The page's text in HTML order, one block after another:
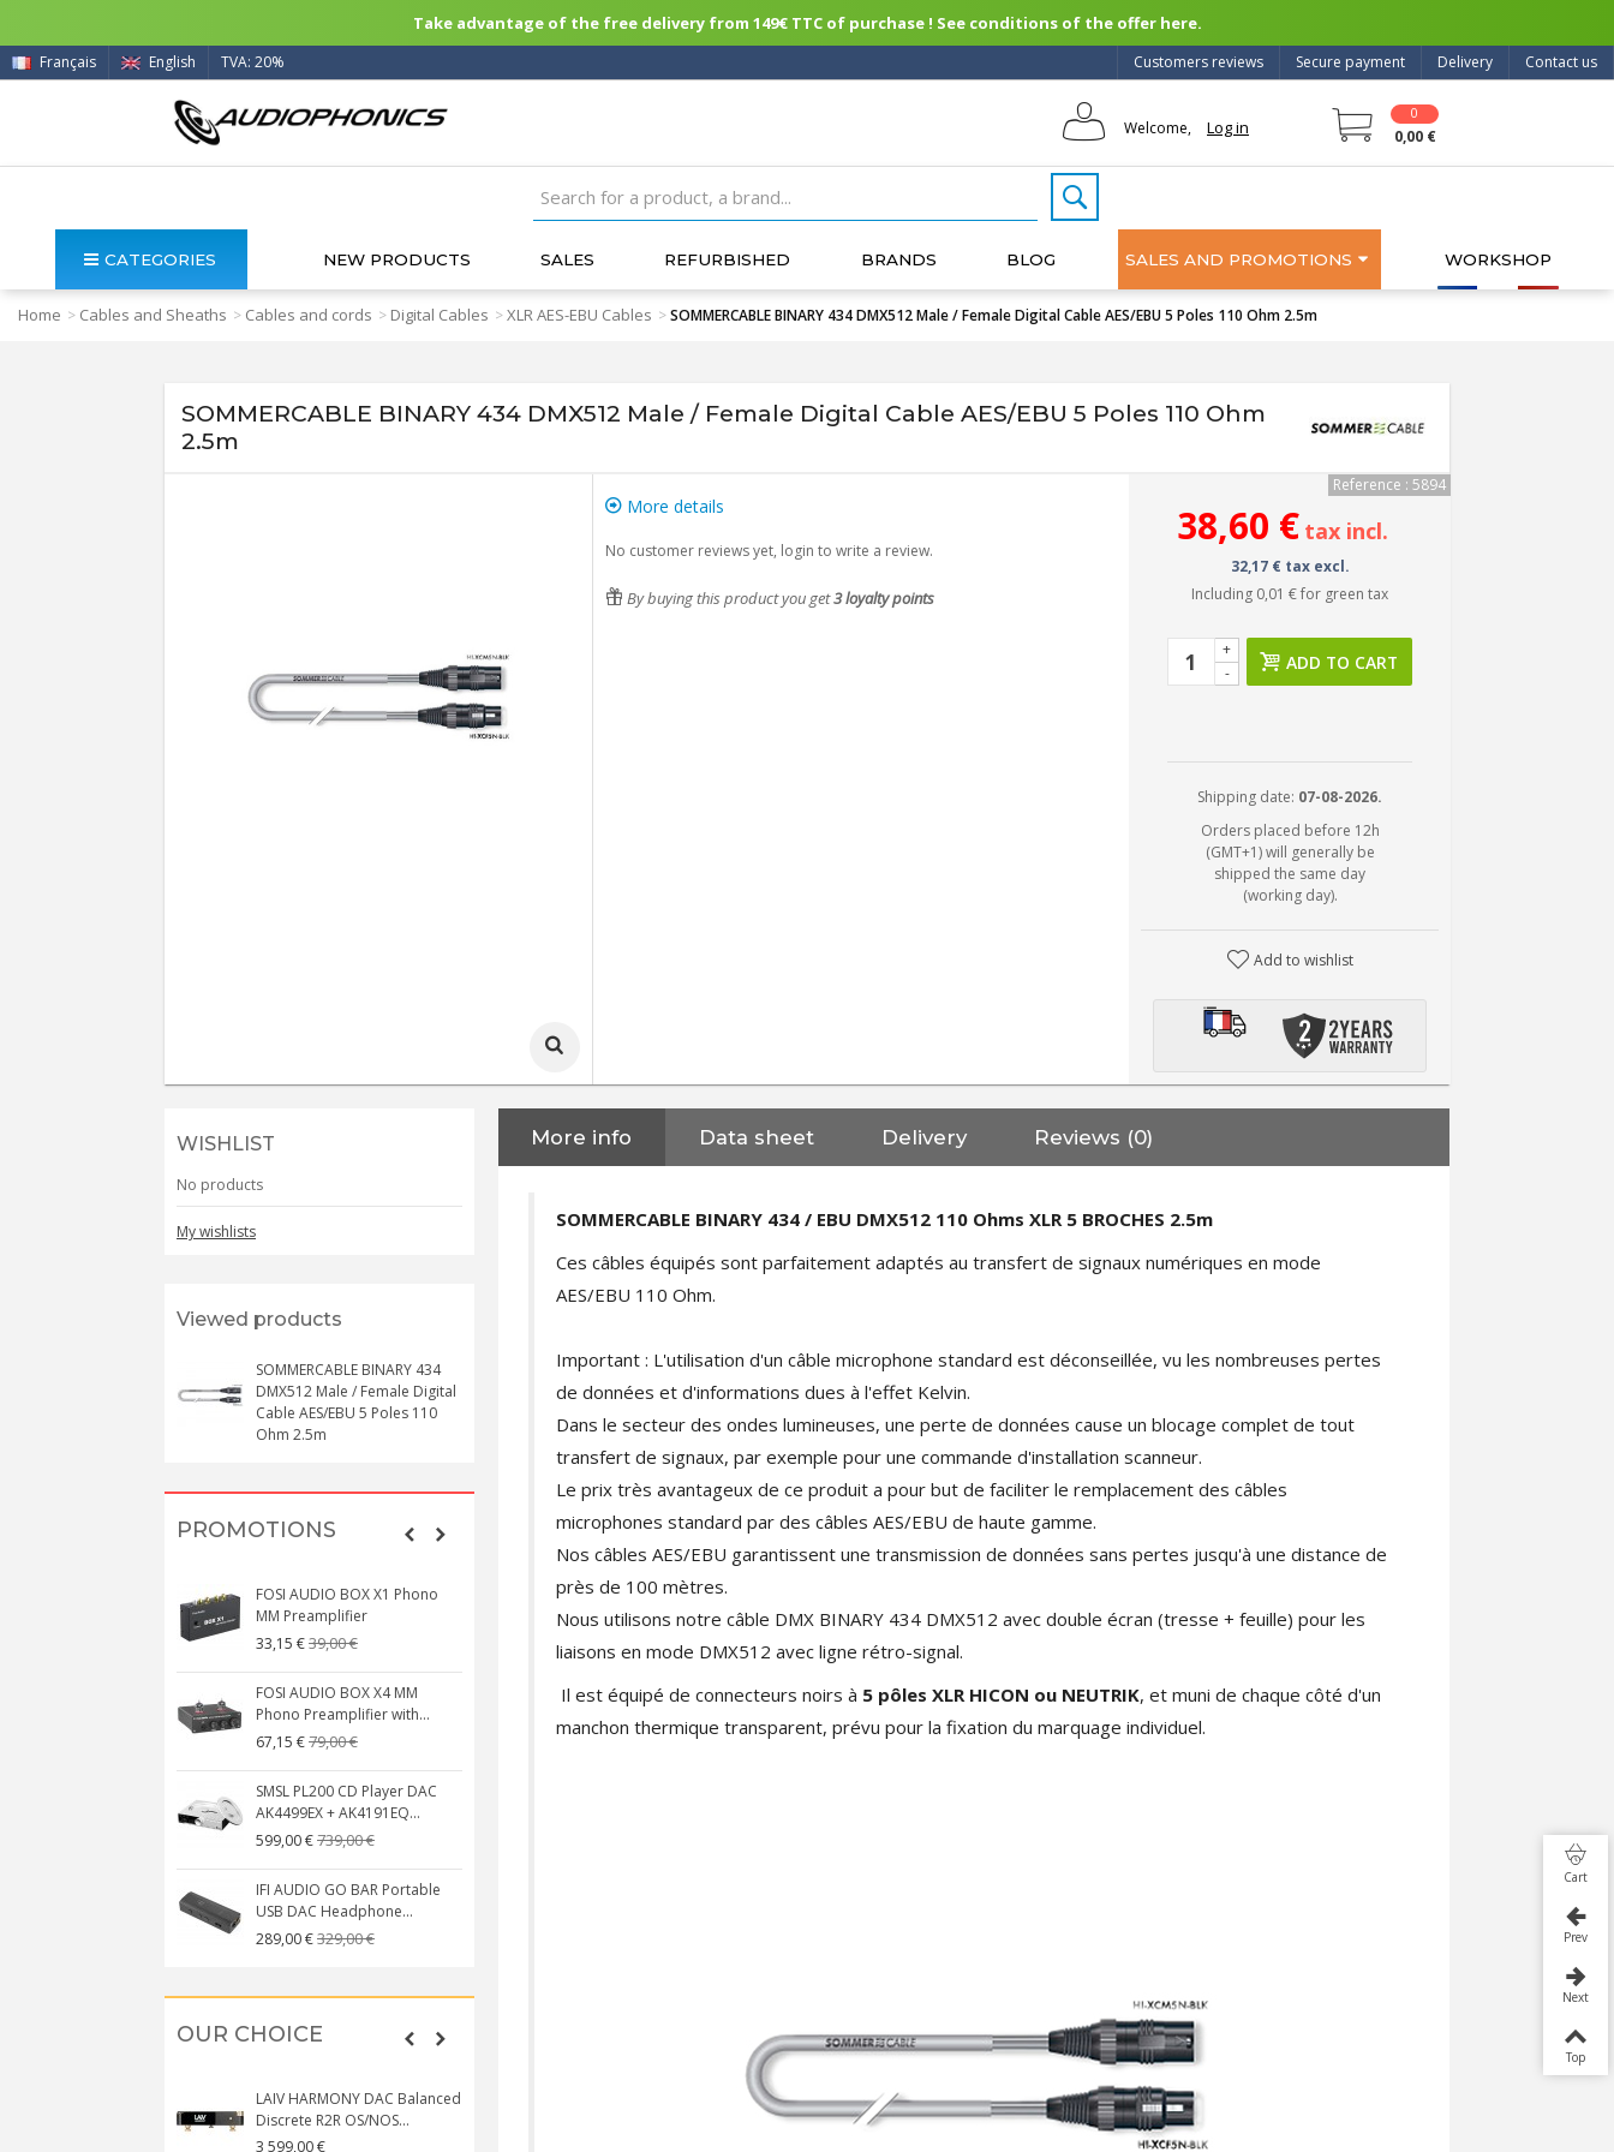
Take advantage of the free delivery from 149€ TTC of purchase ! See conditions of the offer here.
Contact us
Delivery
Secure payment
Customers reviews
Français English TVA: 20%
Welcome, Log in
0
0,00 €
CATEGORIES NEW PRODUCTS SALES REFURBISHED BRANDS BLOG SALES AND PROMOTIONS WORKSHOP
Home > Cables and Sheaths > Cables and cords > Digital Cables >XLR AES-EBU Cables >SOMMERCABLE BINARY 434 DMX512 Male / Female Digital Cable AES/EBU 5 Poles 110 Ohm 2.5m
SOMMERCABLE BINARY 434 DMX512 Male / Female Digital Cable AES/EBU 5 Poles 110 Ohm
2.5m
More details
No customer reviews yet, login to write a review.
By buying this product you get3loyalty points
Reference : 5894
38,60 € tax incl.
32,17 € tax excl.
Including 0,01 €for green tax
-
+
ADD TO CART
Shipping date: 07-08-2026.
Orders placed before 12h
(GMT+1) will generally be
shipped the same day
(working day).
Add to wishlist
WISHLIST
No products
My wishlists
Viewed products
SOMMERCABLE BINARY 434
DMX512 Male / Female Digital
Cable AES/EBU 5 Poles 110
Ohm 2.5m
PROMOTIONS
FOSI AUDIO BOX X1 Phono
MM Preamplifier
33,15 €39,00 €
FOSI AUDIO BOX X4 MM
Phono Preamplifier with...
67,15 €79,00 €
SMSL PL200 CD Player DAC
AK4499EX + AK4191EQ...
599,00 €739,00 €
IFI AUDIO GO BAR Portable
USB DAC Headphone...
289,00 €329,00 €
NEUTRIK NC3FXX Silver Plated
3 Way Female XLR...
4,30 €
[GRADE B] DAYTON AUDIO
179,90 €
OUR CHOICE
LAIV HARMONY DAC Balanced
Discrete R2R OS/NOS...
3 599,00 €
More info Data sheet Delivery Reviews (0)
SOMMERCABLE BINARY 434 / EBU DMX512 110 Ohms XLR 5 BROCHES 2.5m
Ces câbles équipés sont parfaitement adaptés au transfert de signaux numériques en mode
AES/EBU 110 Ohm.
Important : L'utilisation d'un câble microphone standard est déconseillée, vu les nombreuses pertes
de données et d'informations dues à l'effet Kelvin.
Dans le secteur des ondes lumineuses, une perte de données cause un blocage complet de tout
transfert de signaux, par exemple pour une commande d'installation scanneur.
Le prix très avantageux de ce produit a pour but de faciliter le remplacement des câbles
microphones standard par des câbles AES/EBU de haute gamme.
Nos câbles AES/EBU garantissent une transmission de données sans pertes jusqu'à une distance de
près de 100 mètres.
Nous utilisons notre câble DMX BINARY 434 DMX512 avec double écran (tresse + feuille) pour les
liaisons en mode DMX512 avec ligne rétro-signal.
Il est équipé de connecteurs noirs à 5 pôles XLR HICON ou NEUTRIK, et muni de chaque côté d'un
manchon thermique transparent, prévu pour la fixation du marquage individuel.
Cart
Prev
Next
Top